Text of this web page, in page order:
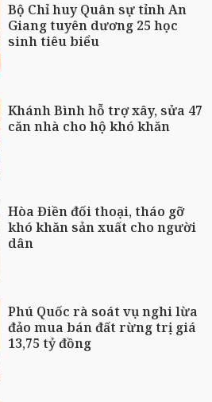
Bộ Chỉ huy Quân sự tỉnh An
Giang tuyên dương 25 học
sinh tiêu biểu
Khánh Bình hỗ trợ xây, sửa 47
căn nhà cho hộ khó khăn
Hòa Điền đối thoại, tháo gỡ
khó khăn sản xuất cho người
dân
Phú Quốc rà soát vụ nghi lừa
đảo mua bán đất rừng trị giá
13,75 tỷ đồng